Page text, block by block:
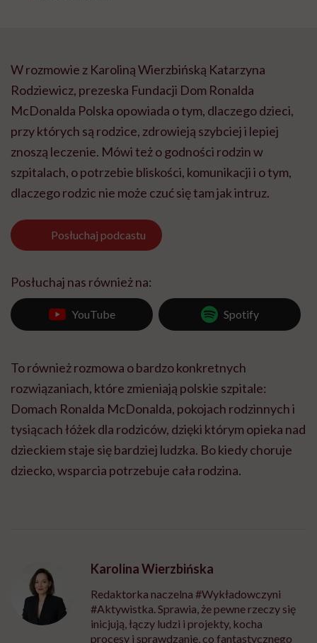
W rozmowie z Karoliną Wierzbińską Katarzyna
Rodziewicz, prezeska Fundacji Dom Ronalda
McDonalda Polska opowiada o tym, dlaczego dzieci,
przy których są rodzice, zdrowieją szybciej i lepiej
znoszą leczenie. Mówi też o godności rodzin w
szpitalach, o potrzebie bliskości, komunikacji i o tym,
dlaczego rodzic nie może czuć się tam jak intruz.
Posłuchaj podcastu
Posłuchaj nas również na:
YouTube Spotify
To również rozmowa o bardzo konkretnych
rozwiązaniach, które zmieniają polskie szpitale:
Domach Ronalda McDonalda, pokojach rodzinnych i
tysiącach łóżek dla rodziców, dzięki którym opieka nad
dzieckiem staje się bardziej ludzka. Bo kiedy choruje
dziecko, wsparcia potrzebuje cała rodzina.
Karolina Wierzbińska
Redaktorka naczelna #Wykładowczyni
#Aktywistka. Sprawia, że pewne rzeczy się
inicjują, łączy ludzi i projekty, kocha
procesy i sprawdzanie, co fantastycznego